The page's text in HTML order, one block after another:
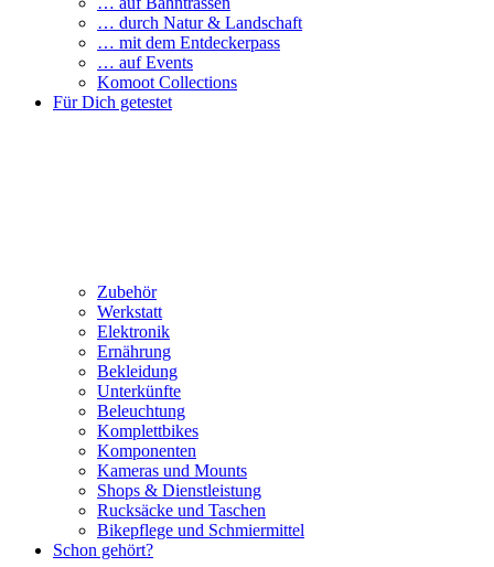
… durch Natur & Landschaft
… mit dem Entdeckerpass
… auf Events
Komoot Collections
Für Dich getestet
Zubehör
Werkstatt
Elektronik
Ernährung
Bekleidung
Unterkünfte
Beleuchtung
Komplettbikes
Komponenten
Kameras und Mounts
Shops & Dienstleistung
Rucksäcke und Taschen
Bikepflege und Schmiermittel
Schon gehört?